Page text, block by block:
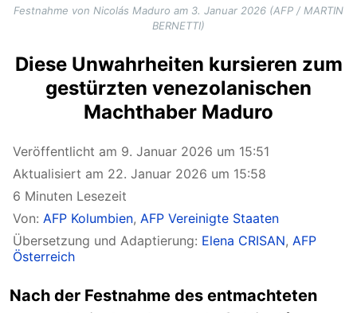
Festnahme von Nicolás Maduro am 3. Januar 2026 (AFP / MARTIN
BERNETTI)
Diese Unwahrheiten kursieren zum
gestürzten venezolanischen
Machthaber Maduro
Veröffentlicht am 9. Januar 2026 um 15:51
Aktualisiert am 22. Januar 2026 um 15:58
6 Minuten Lesezeit
Von: AFP Kolumbien, AFP Vereinigte Staaten
Übersetzung und Adaptierung: Elena CRISAN, AFP
Österreich
Nach der Festnahme des entmachteten